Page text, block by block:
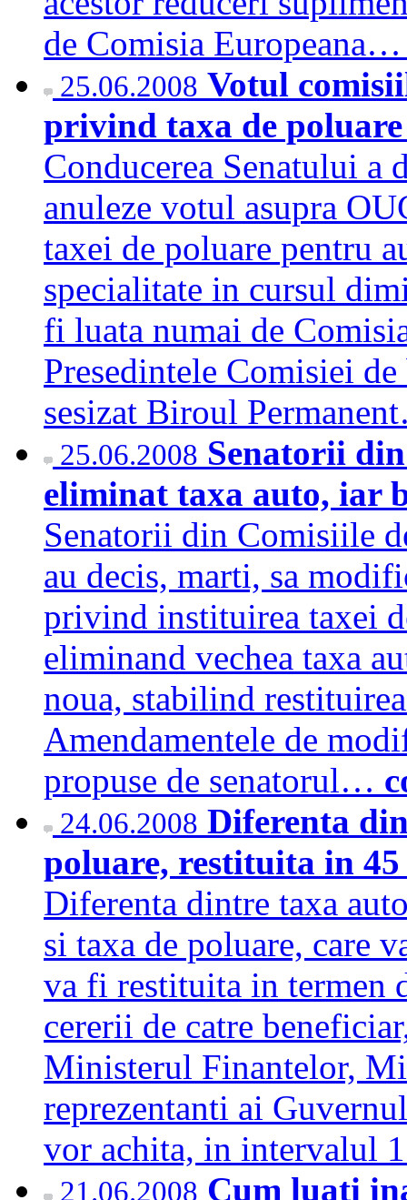
de Comisia
25.06.2008 Votul
privind taxa de
Conducerea Senatului a
anuleze votul asupra
taxei de poluare pentru
specialitate in cursul
fi luata numai de
Presedintele Comisiei
sesizat Biroul
25.06.2008 Senatorii
eliminat taxa auto, iar
Senatorii din Comisiile
au decis, marti, sa
privind instituirea taxei
eliminand vechea taxa
noua, stabilind
Amendamentele de
propuse de senatorul…
24.06.2008 Diferenta
poluare, restituita in 45
Diferenta dintre taxa
si taxa de poluare, care
va fi restituita in termen
cererii de catre
Ministerul Finantelor,
reprezentanti ai
vor achita, in
21.06.2008 Cum luati